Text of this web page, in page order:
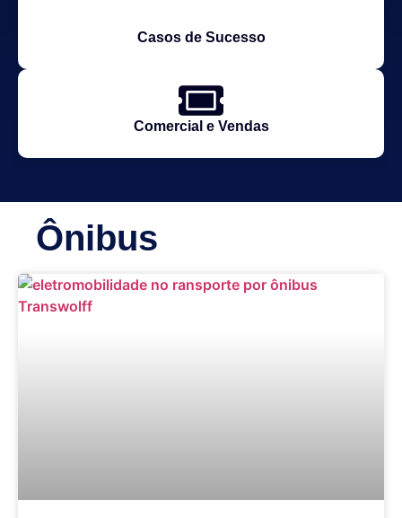
Casos de Sucesso
Comercial e Vendas
Ônibus